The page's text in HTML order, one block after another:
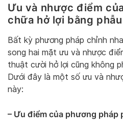
Ưu và nhược điểm
chữa hở lợi bằng
Bất kỳ phương pháp chỉnh
song hai mặt ưu và nhược
thuật cười hở lợi cũng không
Dưới đây là một số ưu và
này:
– Ưu điểm của phương pháp